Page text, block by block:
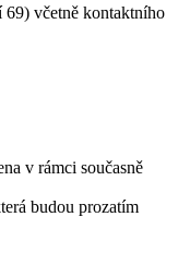
69) včetně kontaktního
v rámci současně
budou prozatím